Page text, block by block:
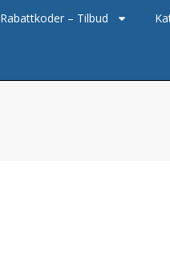
Rabattkoder – Tilbud